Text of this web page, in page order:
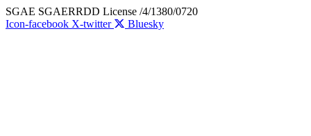
Skip
to
SGAE SGAERRDD License /4/1380/0720
Icon-facebook X-twitter Bluesky